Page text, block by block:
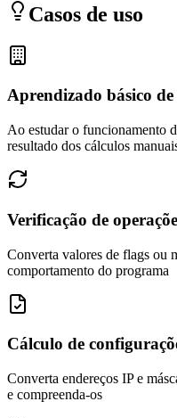
Casos de uso
Aprendizado básico
Ao estudar o funcionamento
resultado dos cálculos
Verificação de
Converta valores de flags ou
comportamento do programa
Cálculo de
Converta endereços IP e
e compreenda-os